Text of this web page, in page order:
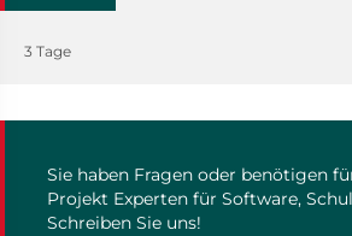
3 Tage
Sie haben Fragen oder benötigen
Projekt Experten für Software,
Schreiben Sie uns!